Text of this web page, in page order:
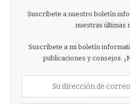
Suscríbete a nuestro boletín
nuestras últimas
Suscríbete a mi boletín
publicaciones y consejos.